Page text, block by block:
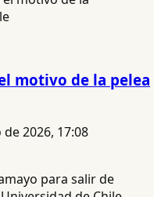
motivo de la pelea
2026, 17:08